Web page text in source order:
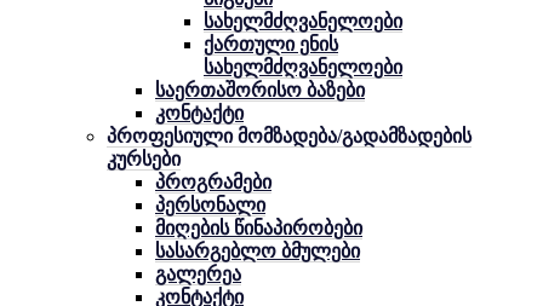
სახელმძღვანელოები
ქართული ენის
სახელმძღვანელოები
საერთაშორისო ბაზები
კონტაქტი
პროფესიული მომზადება/გადამზადების
კურსები
პროგრამები
პერსონალი
მიღების წინაპირობები
სასარგებლო ბმულები
გალერეა
კონტაქტი